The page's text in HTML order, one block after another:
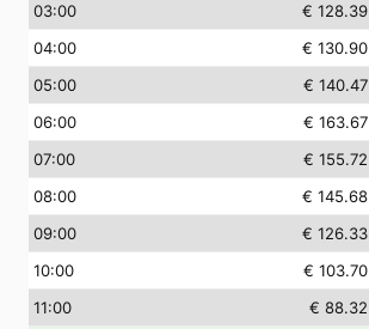
03:00 € 128.39
04:00 € 130.90
05:00 € 140.47
06:00 € 163.67
07:00 € 155.72
08:00 € 145.68
09:00 € 126.33
10:00 € 103.70
11:00 € 88.32